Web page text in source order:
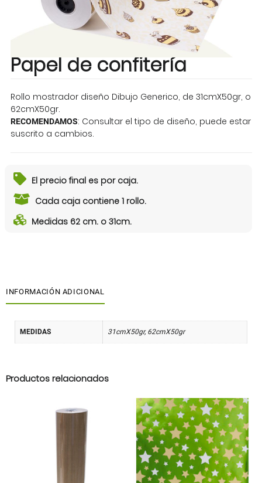
Papel de confitería
Rollo mostrador diseño Dibujo Generico, de 31cmX50gr, o
62cmX50gr.
RECOMENDAMOS: Consultar el tipo de diseño, puede estar
suscrito a cambios.
El precio final es por caja.
Cada caja contiene 1 rollo.
Medidas 62 cm. o 31cm.
INFORMACIÓN ADICIONAL
MEDIDAS 31cmX50gr, 62cmX50gr
Productos relacionados